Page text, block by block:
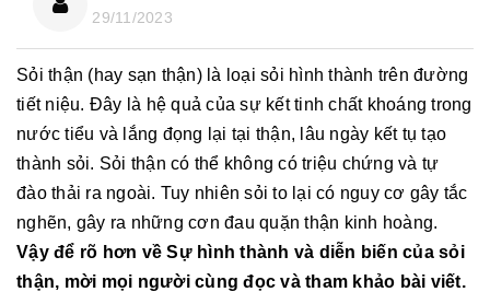
29/11/2023
Sỏi thận (hay sạn thận) là loại sỏi hình thành trên đường
tiết niệu. Đây là hệ quả của sự kết tinh chất khoáng trong
nước tiểu và lắng đọng lại tại thận, lâu ngày kết tụ tạo
thành sỏi. Sỏi thận có thể không có triệu chứng và tự
đào thải ra ngoài. Tuy nhiên sỏi to lại có nguy cơ gây tắc
nghẽn, gây ra những cơn đau quặn thận kinh hoàng.
Vậy để rõ hơn về Sự hình thành và diễn biến của sỏi
thận, mời mọi người cùng đọc và tham khảo bài viết.